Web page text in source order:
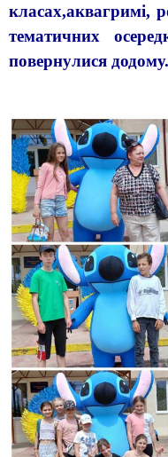
класах,аквагримі,
тематичних
повернулися додому.